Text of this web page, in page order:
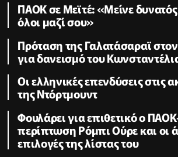
ΠΑΟΚ σε Μεϊτέ: «Μείνε
όλοι μαζί σου»
Πρόταση της Γαλατάσαραϊ
για δανεισμό του
Οι ελληνικές επενδύσεις στις
της Ντόρτμουντ
Φουλάρει για επιθετικό ο
περίπτωση Ρόμπι Ούρε και οι
επιλογές της λίστας του